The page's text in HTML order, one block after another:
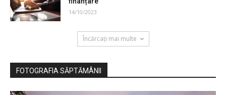
14/10/2023
Încărcați mai multe
FOTOGRAFIA SĂPTĂMÂNII